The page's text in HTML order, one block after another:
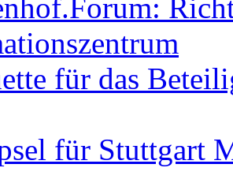
für das
für Stuttgart